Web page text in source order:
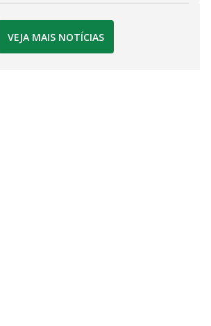
VEJA MAIS NOTÍCIAS